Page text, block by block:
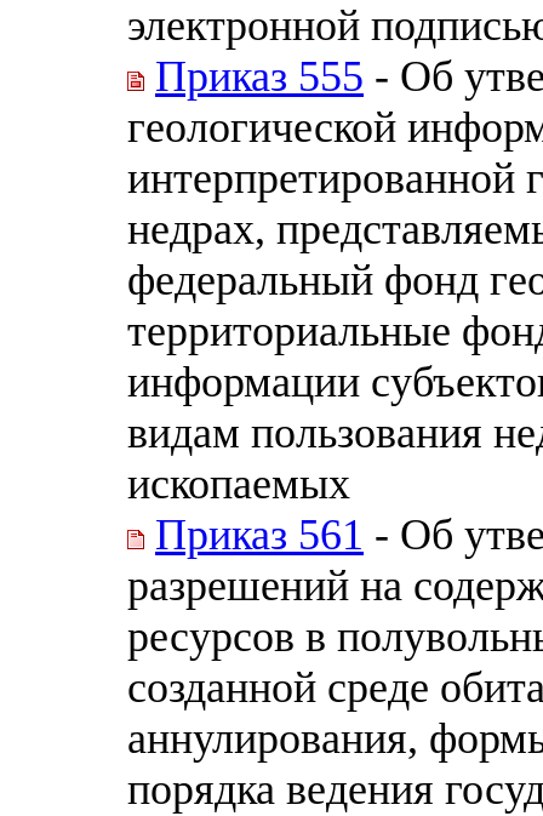
электронной
Приказ 555 - Об
геологической
интерпретированной
недрах,
федеральный фонд
территориальные
информации
видам пользования
ископаемых
Приказ 561 - Об
разрешений на
ресурсов в
созданной среде
аннулирования,
порядка ведения